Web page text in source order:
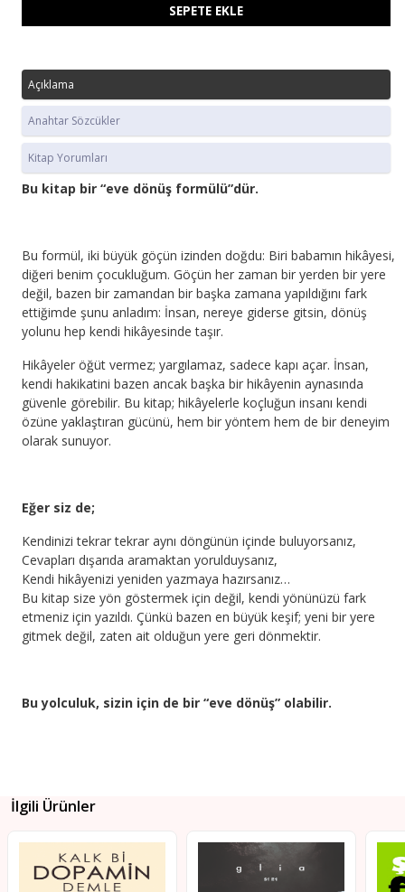
SEPETE EKLE
Açıklama
Anahtar Sözcükler
Kitap Yorumları
Bu kitap bir “eve dönüş formülü”dür.
Bu formül, iki büyük göçün izinden doğdu: Biri babamın hikâyesi,
diğeri benim çocukluğum. Göçün her zaman bir yerden bir yere
değil, bazen bir zamandan bir başka zamana yapıldığını fark
ettiğimde şunu anladım: İnsan, nereye giderse gitsin, dönüş
yolunu hep kendi hikâyesinde taşır.
Hikâyeler öğüt vermez; yargılamaz, sadece kapı açar. İnsan,
kendi hakikatini bazen ancak başka bir hikâyenin aynasında
güvenle görebilir. Bu kitap; hikâyelerle koçluğun insanı kendi
özüne yaklaştıran gücünü, hem bir yöntem hem de bir deneyim
olarak sunuyor.
Eğer siz de;
Kendinizi tekrar tekrar aynı döngünün içinde buluyorsanız,
Cevapları dışarıda aramaktan yorulduysanız,
Kendi hikâyenizi yeniden yazmaya hazırsanız…
Bu kitap size yön göstermek için değil, kendi yönünüzü fark
etmeniz için yazıldı. Çünkü bazen en büyük keşif; yeni bir yere
gitmek değil, zaten ait olduğun yere geri dönmektir.
Bu yolculuk, sizin için de bir “eve dönüş” olabilir.
İlgili Ürünler